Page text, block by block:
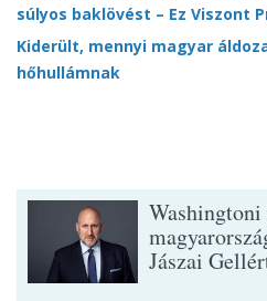
súlyos baklövést – Ez Viszont
Kiderült, mennyi magyar
hőhullámnak
Jászai